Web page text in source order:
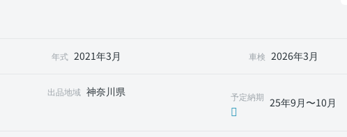
年式 2021年3月 車検 2026年3月
出品地域 神奈川県 予定納期 25年9月〜10月